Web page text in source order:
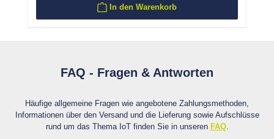
In den Warenkorb
FAQ - Fragen & Antworten
Häufige allgemeine Fragen wie angebotene Zahlungsmethoden,
Informationen über den Versand und die Lieferung sowie Aufschlüsse
rund um das Thema IoT finden Sie in unseren FAQ.